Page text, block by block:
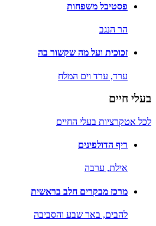
פסטיבל משפחות
הר הנגב
זכוכית ועל מה שקשור בה
ערד, ערד וים המלח
בעלי חיים
לכל אטקרציות בעלי החיים
ריף הדולפינים
אילת, ערבה
מרכז מבקרים חלב בראשית
להבים, באר שבע והסביבה